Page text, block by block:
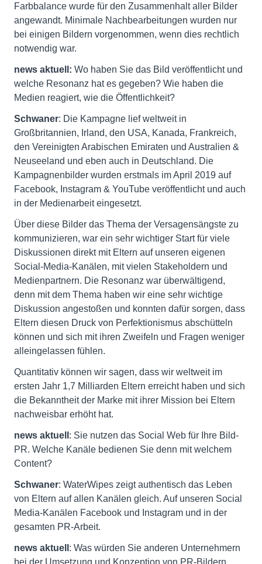
Farbbalance wurde für den Zusammenhalt aller Bilder
angewandt. Minimale Nachbearbeitungen wurden nur
bei einigen Bildern vorgenommen, wenn dies rechtlich
notwendig war.
news aktuell: Wo haben Sie das Bild veröffentlicht und
welche Resonanz hat es gegeben? Wie haben die
Medien reagiert, wie die Öffentlichkeit?
Schwaner: Die Kampagne lief weltweit in
Großbritannien, Irland, den USA, Kanada, Frankreich,
den Vereinigten Arabischen Emiraten und Australien &
Neuseeland und eben auch in Deutschland. Die
Kampagnenbilder wurden erstmals im April 2019 auf
Facebook, Instagram & YouTube veröffentlicht und auch
in der Medienarbeit eingesetzt.
Über diese Bilder das Thema der Versagensängste zu
kommunizieren, war ein sehr wichtiger Start für viele
Diskussionen direkt mit Eltern auf unseren eigenen
Social-Media-Kanälen, mit vielen Stakeholdern und
Medienpartnern. Die Resonanz war überwältigend,
denn mit dem Thema haben wir eine sehr wichtige
Diskussion angestoßen und konnten dafür sorgen, dass
Eltern diesen Druck von Perfektionismus abschütteln
können und sich mit ihren Zweifeln und Fragen weniger
alleingelassen fühlen.
Quantitativ können wir sagen, dass wir weltweit im
ersten Jahr 1,7 Milliarden Eltern erreicht haben und sich
die Bekanntheit der Marke mit ihrer Mission bei Eltern
nachweisbar erhöht hat.
news aktuell : Sie nutzen das Social Web für Ihre Bild-
PR. Welche Kanäle bedienen Sie denn mit welchem
Content?
Schwaner: WaterWipes zeigt authentisch das Leben
von Eltern auf allen Kanälen gleich. Auf unseren Social
Media-Kanälen Facebook und Instagram und in der
gesamten PR-Arbeit.
news aktuell : Was würden Sie anderen Unternehmern
bei der Umsetzung und Konzeption von PR-Bildern